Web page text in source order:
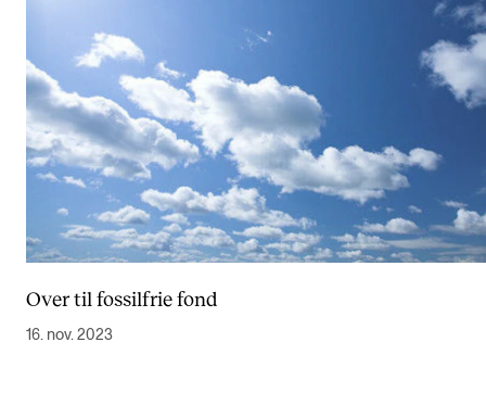
Over til fossilfrie fond
16. nov. 2023